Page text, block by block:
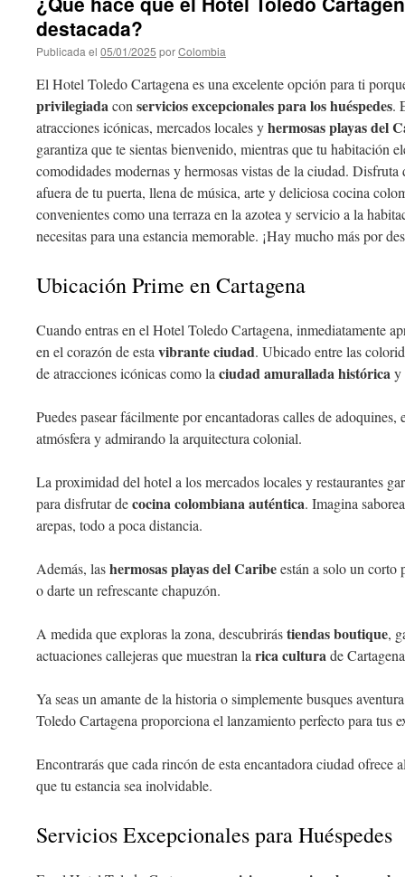
destacada?
Publicada el 05/01/2025 porColombia
El Hotel Toledo Cartagena es una excelente opción para ti
privilegiadacon servicios excepcionales para los huéspedes.
atracciones icónicas, mercados locales yhermosas playas del
garantiza que te sientas bienvenido, mientras que tu habitación
comodidades modernas y hermosas vistas de la ciudad.
afuera de tu puerta, llena de música, arte y deliciosa cocina
convenientes como una terraza en la azotea y servicio a la
necesitas para una estancia memorable. ¡Hay mucho más por
Ubicación Prime en Cartagena
Cuando entras en el Hotel Toledo Cartagena, inmediatamente
en el corazón de esta vibrante ciudad. Ubicado entre las
de atracciones icónicas como la ciudad amurallada histórica
Puedes pasear fácilmente por encantadoras calles de adoquines,
atmósfera y admirando la arquitectura colonial.
La proximidad del hotel a los mercados locales y restaurantes
para disfrutar decocina colombiana auténtica. Imagina
arepas, todo a poca distancia.
Además, lashermosas playas del Caribeestán a solo un corto
o darte un refrescante chapuzón.
A medida que exploras la zona, descubrirástiendas boutique,
actuaciones callejeras que muestran la rica culturade
Ya seas un amante de la historia o simplemente busques
Toledo Cartagena proporciona el lanzamiento perfecto para tus
Encontrarás que cada rincón de esta encantadora ciudad ofrece
que tu estancia sea inolvidable.
Servicios Excepcionales para Huéspedes